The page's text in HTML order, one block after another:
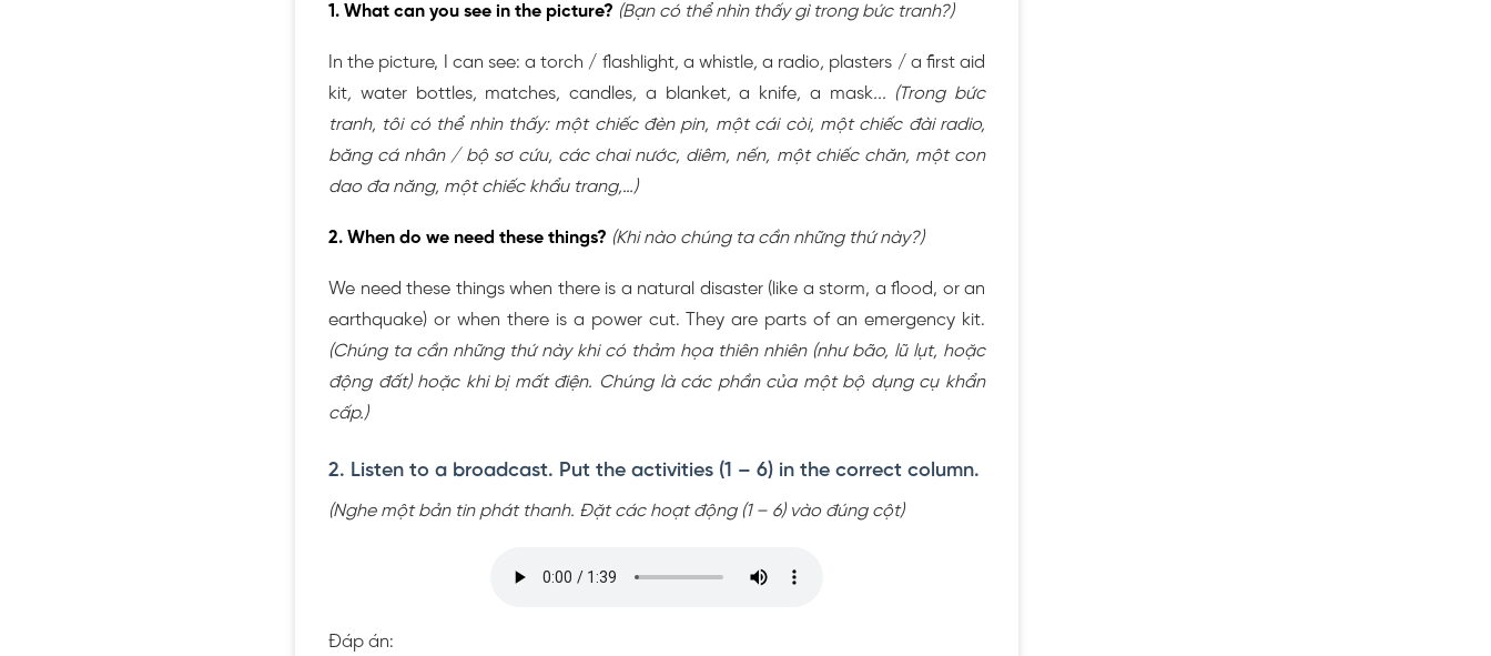
1. What can you see in the picture? (Bạn có thể nhìn thấy gì trong bức tranh?)
In the picture, I can see: a torch / flashlight, a whistle,a radio, plasters / a first aid
kit, water bottles, matches, candles, a blanket,a knife, a mask... (Trong bức
tranh, tôi có thể nhìn thấy: một chiếc đèn pin, một cái còi, một chiếc đài radio,
băng cá nhân / bộ sơ cứu, các chai nước, diêm, nến, một chiếc chăn, một con
dao đa năng, một chiếc khẩu trang,…)
2. When do we need these things? (Khi nào chúng ta cần những thứ này?)
We need these things when there is a natural disaster (like a storm, a flood, or an
earthquake) or when there is a power cut. They are parts of an emergency kit.
(Chúng ta cần những thứ này khi có thảm họa thiên nhiên (như bão, lũ lụt, hoặc
động đất) hoặc khi bị mất điện. Chúng là các phần của một bộ dụng cụ khẩn
cấp.)
2. Listen to a broadcast. Put the activities (1 – 6) in the correct column.
(Nghe một bản tin phát thanh. Đặt các hoạt động (1 – 6) vào đúng cột)
Đáp án: